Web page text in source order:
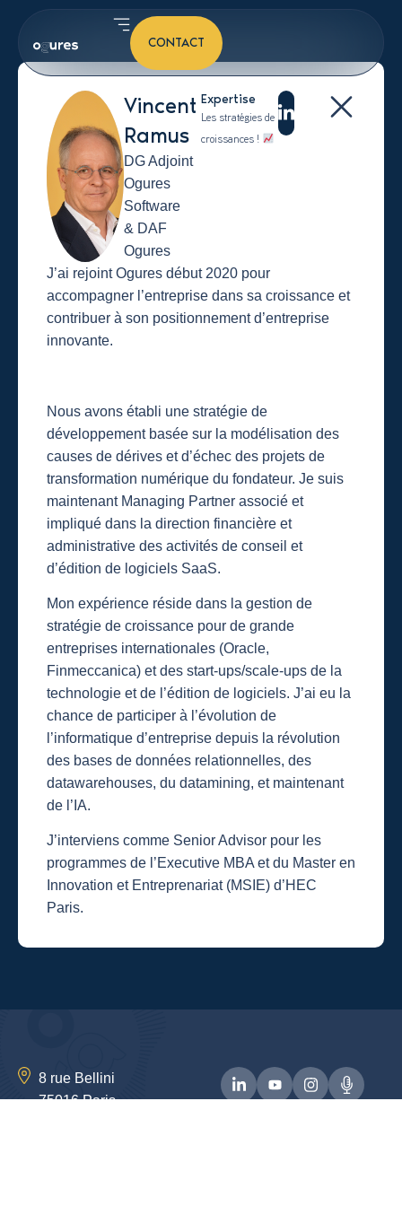
CONTACT
Vincent
Ramus
DG Adjoint
Ogures
Software
& DAF
Ogures
Expertise
Les stratégies de
croissances !
J’ai rejoint Ogures début 2020 pour
accompagner l’entreprise dans sa croissance et
contribuer à son positionnement d’entreprise
innovante.
Nous avons établi une stratégie de
développement basée sur la modélisation des
causes de dérives et d’échec des projets de
transformation numérique du fondateur. Je suis
maintenant Managing Partner associé et
impliqué dans la direction financière et
administrative des activités de conseil et
d’édition de logiciels SaaS.
Mon expérience réside dans la gestion de
stratégie de croissance pour de grande
entreprises internationales (Oracle,
Finmeccanica) et des start-ups/scale-ups de la
technologie et de l’édition de logiciels. J’ai eu la
chance de participer à l’évolution de
l’informatique d’entreprise depuis la révolution
des bases de données relationnelles, des
datawarehouses, du datamining, et maintenant
de l’IA.
J’interviens comme Senior Advisor pour les
programmes de l’Executive MBA et du Master en
Innovation et Entreprenariat (MSIE) d’HEC
Paris.
8 rue Bellini
75016 Paris